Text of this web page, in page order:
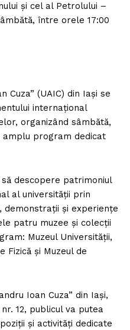
şi cel al Petrolului –
între orele 17:00
Cuza” (UAIC) din Iaşi se
internaţional
organizând sâmbătă,
amplu program dedicat
descopere patrimoniul
al universităţii prin
demonstraţii şi experienţe
patru muzee şi colecţii
Muzeul Universităţii,
Fizică şi Muzeul de
Ioan Cuza” din Iaşi,
12, publicul va putea
şi activităţi dedicate